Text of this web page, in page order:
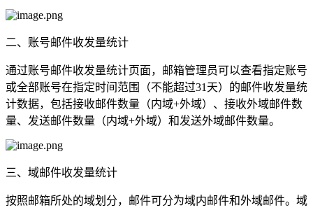
二、账号邮件收发量统计
通过账号邮件收发量统计页面，邮箱管理员可以查看指定账号
或全部账号在指定时间范围（不能超过31天）的邮件收发量统
计数据，包括接收邮件数量（内域+外域）、接收外域邮件数
量、发送邮件数量（内域+外域）和发送外域邮件数量。
三、域邮件收发量统计
按照邮箱所处的域划分，邮件可分为域内邮件和外域邮件。域